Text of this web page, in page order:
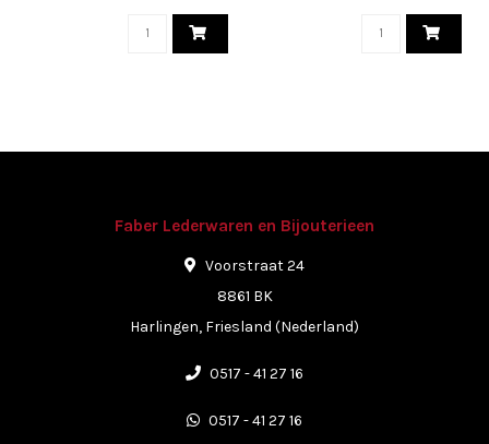
Faber Lederwaren en Bijouterieen
Voorstraat 24
8861 BK
Harlingen, Friesland (Nederland)
0517 - 41 27 16
0517 - 41 27 16